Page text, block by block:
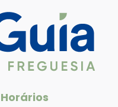
Horários